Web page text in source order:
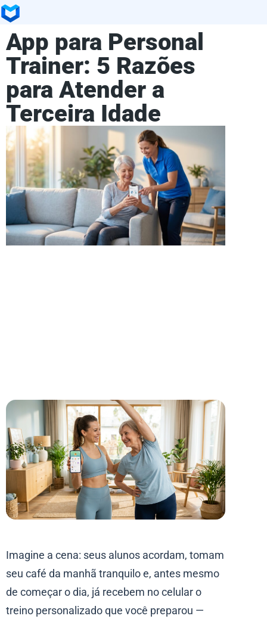
App para Personal
Trainer: 5 Razões
para Atender a
Terceira Idade
Imagine a cena: seus alunos acordam, tomam
seu café da manhã tranquilo e, antes mesmo
de começar o dia, já recebem no celular o
treino personalizado que você preparou —